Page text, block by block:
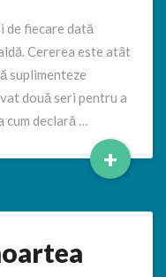
de fiecare dată
Cererea este atât
suplimenteze
două seri pentru a
cum declară …
+Read
More